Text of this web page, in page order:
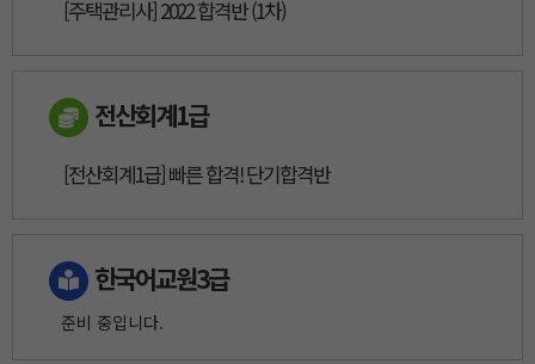
[주택관리사] 2022 합격반 (1차)
전산회계1급
[전산회계1급] 빠른 합격! 단기합격반
한국어교원3급
준비 중입니다.